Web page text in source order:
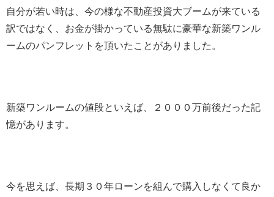
自分が若い時は、今の様な不動産投資大ブームが来ている
訳ではなく、お金が掛かっている無駄に豪華な新築ワンル
ームのパンフレットを頂いたことがありました。
新築ワンルームの値段といえば、２０００万前後だった記
憶があります。
今を思えば、長期３０年ローンを組んで購入しなくて良か